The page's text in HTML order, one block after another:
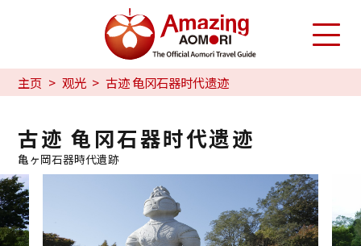
主页 观光 古迹 龟冈石器时代遗迹
古迹 龟冈石器时代遗迹
亀ヶ岡石器時代遺跡